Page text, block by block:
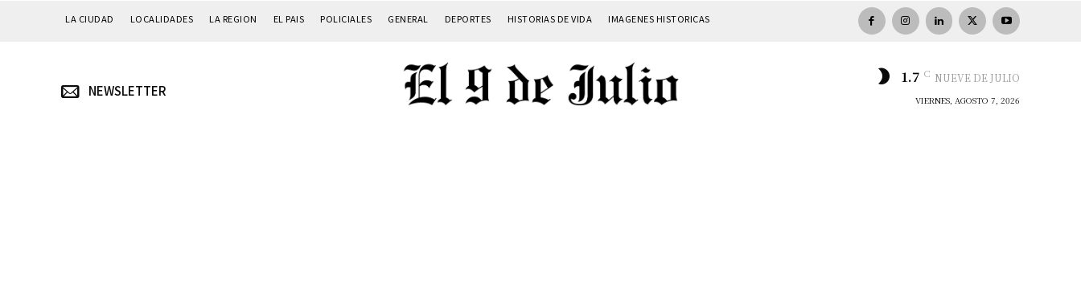
LA CIUDAD LOCALIDADES LA REGION EL PAIS POLICIALES GENERAL DEPORTES HISTORIAS DE VIDA IMAGENES HISTORICAS
NEWSLETTER
1.7 C NUEVE DE JULIO
VIERNES, AGOSTO 7, 2026